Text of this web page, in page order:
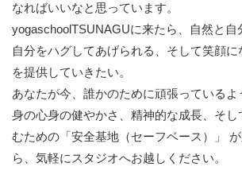
なればいいなと思っています。
yogaschoolTSUNAGUに来たら、自然と自
自分をハグしてあげられる、そして笑顔
を提供していきたい。
あなたが今、誰かのために頑張っているよ
身の心身の健やかさ、精神的な成長、そ
むための「安全基地（セーフベース）」
ら、気軽にスタジオへお越しください。